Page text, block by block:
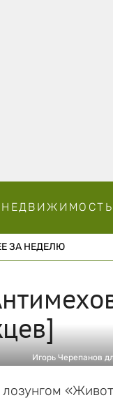
НЕДВИЖИМОСТЬ
ЗА НЕДЕЛЮ
Игорь Черепанов
лозунгом